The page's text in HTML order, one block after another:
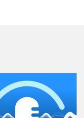
力ゲージアプリ
解説。